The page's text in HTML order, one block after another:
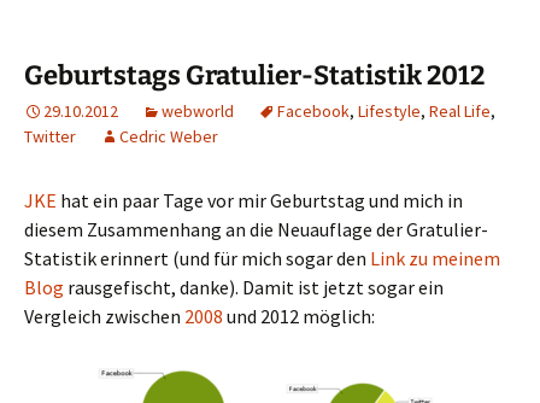
Geburtstags Gratulier-Statistik 2012
29.10.2012 webworld Facebook, Lifestyle, Real Life,
Twitter
Cedric Weber
JKE hat ein paar Tage vor mir Geburtstag und mich in
diesem Zusammenhang an die Neuauflage der Gratulier-
Statistik erinnert (und für mich sogar den Link zu meinem
Blog rausgefischt, danke). Damit ist jetzt sogar ein
Vergleich zwischen 2008 und 2012 möglich: